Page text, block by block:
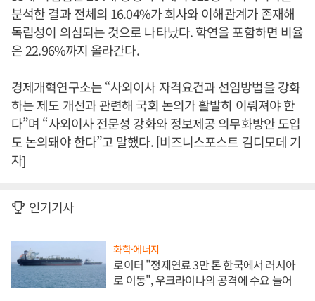
분석한 결과 전체의 16.04%가 회사와 이해관계가 존재해
독립성이 의심되는 것으로 나타났다. 학연을 포함하면 비율
은 22.96%까지 올라간다.
경제개혁연구소는 “사외이사 자격요건과 선임방법을 강화
하는 제도 개선과 관련해 국회 논의가 활발히 이뤄져야 한
다”며 “사외이사 전문성 강화와 정보제공 의무화방안 도입
도 논의돼야 한다”고 말했다. [비즈니스포스트 김디모데 기
자]
인기기사
화학·에너지
로이터 "정제연료 3만 톤 한국에서 러시아
로 이동", 우크라이나의 공격에 수요 늘어